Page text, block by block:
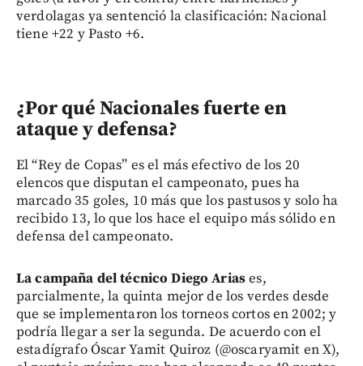
verdolagas ya sentenció la clasificación: Nacional
tiene +22 y Pasto +6.
¿Por qué Nacionales fuerte en
ataque y defensa?
El “Rey de Copas” es el más efectivo de los 20
elencos que disputan el campeonato, pues ha
marcado 35 goles, 10 más que los pastusos y solo ha
recibido 13, lo que los hace el equipo más sólido en
defensa del campeonato.
La campaña del técnico Diego Ariases,
parcialmente, la quinta mejor de los verdes desde
que se implementaron los torneos cortos en 2002; y
podría llegar a ser la segunda. De acuerdo con el
estadígrafo Óscar Yamit Quiroz (@oscaryamit en X),